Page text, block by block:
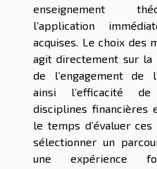
enseignement
l’application
acquises. Le choix des
agit directement sur
de l’engagement de
ainsi l’efficacité de
disciplines financières
le temps d’évaluer
sélectionner un
une expérience